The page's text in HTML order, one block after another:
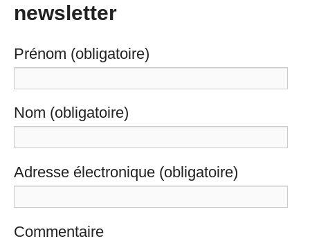
newsletter
Prénom (obligatoire)
Nom (obligatoire)
Adresse électronique (obligatoire)
Commentaire